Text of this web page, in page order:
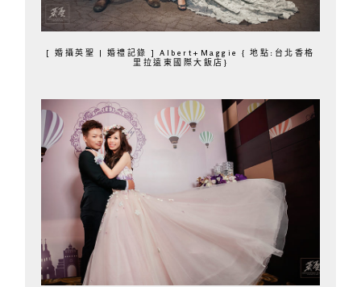
[ 婚攝英聖 | 婚禮記錄 ] Albert+Maggie { 地點:台北香格
里拉遠東國際大飯店}